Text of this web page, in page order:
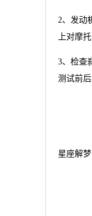
2、发动
上对摩
3、检查
测试前
星座解